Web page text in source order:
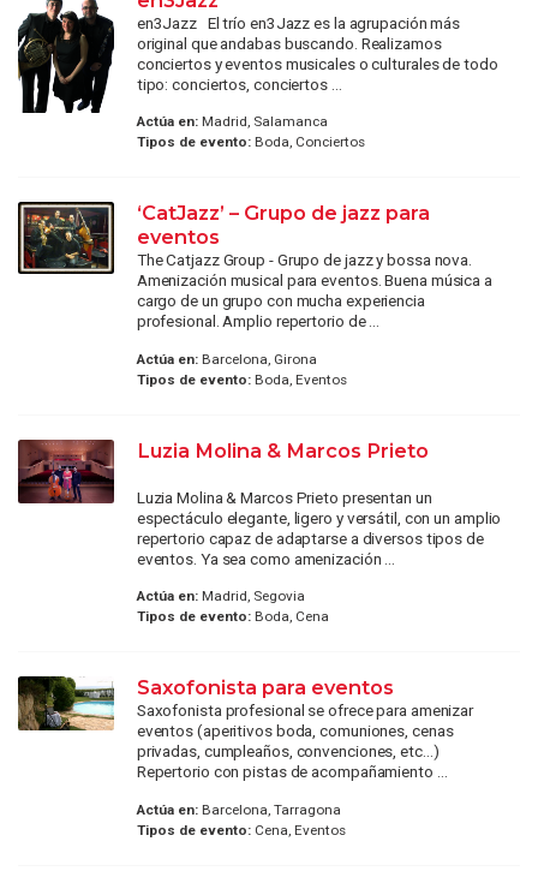
en3Jazz El trío en3Jazz es la agrupación más
original que andabas buscando. Realizamos
conciertos y eventos musicales o culturales de todo
tipo: conciertos, conciertos ...
Actúa en:Madrid, Salamanca
Tipos de evento:Boda, Conciertos
‘CatJazz’ – Grupo de jazz para
eventos
The Catjazz Group - Grupo de jazz y bossa nova.
Amenización musical para eventos. Buena música a
cargo de un grupo con mucha experiencia
profesional. Amplio repertorio de ...
Actúa en:Barcelona, Girona
Tipos de evento:Boda, Eventos
Luzia Molina & Marcos Prieto
Luzia Molina & Marcos Prieto presentan un
espectáculo elegante, ligero y versátil, con un amplio
repertorio capaz de adaptarse a diversos tipos de
eventos. Ya sea como amenización ...
Actúa en:Madrid, Segovia
Tipos de evento:Boda, Cena
Saxofonista para eventos
Saxofonista profesional se ofrece para amenizar
eventos (aperitivos boda, comuniones, cenas
privadas, cumpleaños, convenciones, etc...)
Repertorio con pistas de acompañamiento ...
Actúa en:Barcelona, Tarragona
Tipos de evento:Cena, Eventos